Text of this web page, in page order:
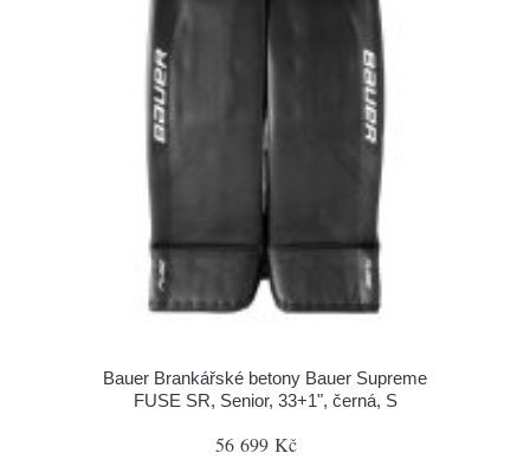
Bauer Brankářské betony Bauer Supreme
FUSE SR, Senior, 33+1", černá, S
56 699 Kč